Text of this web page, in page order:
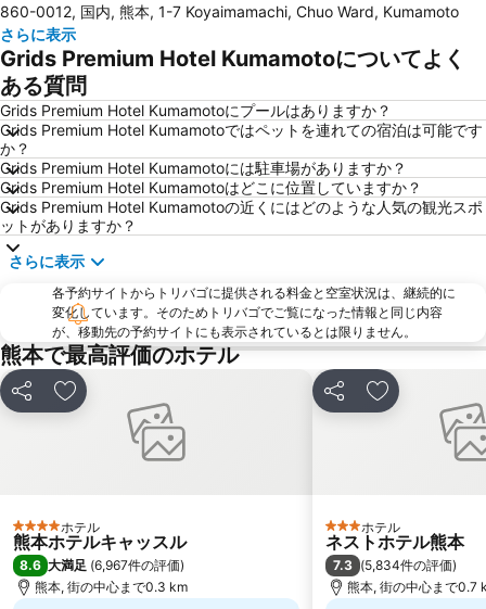
大牟田市動物園
一心行公園
860-0012, 国内, 熊本, 1-7 Koyaimamachi, Chuo Ward, Kumamoto
さらに表示
Grids Premium Hotel Kumamotoについてよく
ある質問
Grids Premium Hotel Kumamotoにプールはありますか？
Grids Premium Hotel Kumamotoではペットを連れての宿泊は可能です
か？
Grids Premium Hotel Kumamotoには駐車場がありますか？
Grids Premium Hotel Kumamotoはどこに位置していますか？
Grids Premium Hotel Kumamotoの近くにはどのような人気の観光スポ
ットがありますか？
さらに表示
各予約サイトからトリバゴに提供される料金と空室状況は、継続的に
変化しています。そのためトリバゴでご覧になった情報と同じ内容
が、移動先の予約サイトにも表示されているとは限りません。
熊本で最高評価のホテル
シェア お気に入りに追加
4 ホテルのランク
ホテル
熊本ホテルキャッスル
8.6 大満足 (6,967件の評価)
熊本, 街の中心まで0.3 km
シェア お気に入りに
3 ホテルのランク
ホテル
ネストホテル熊本
7.3 (5,834件の評価)
熊本, 街の中心まで0.7